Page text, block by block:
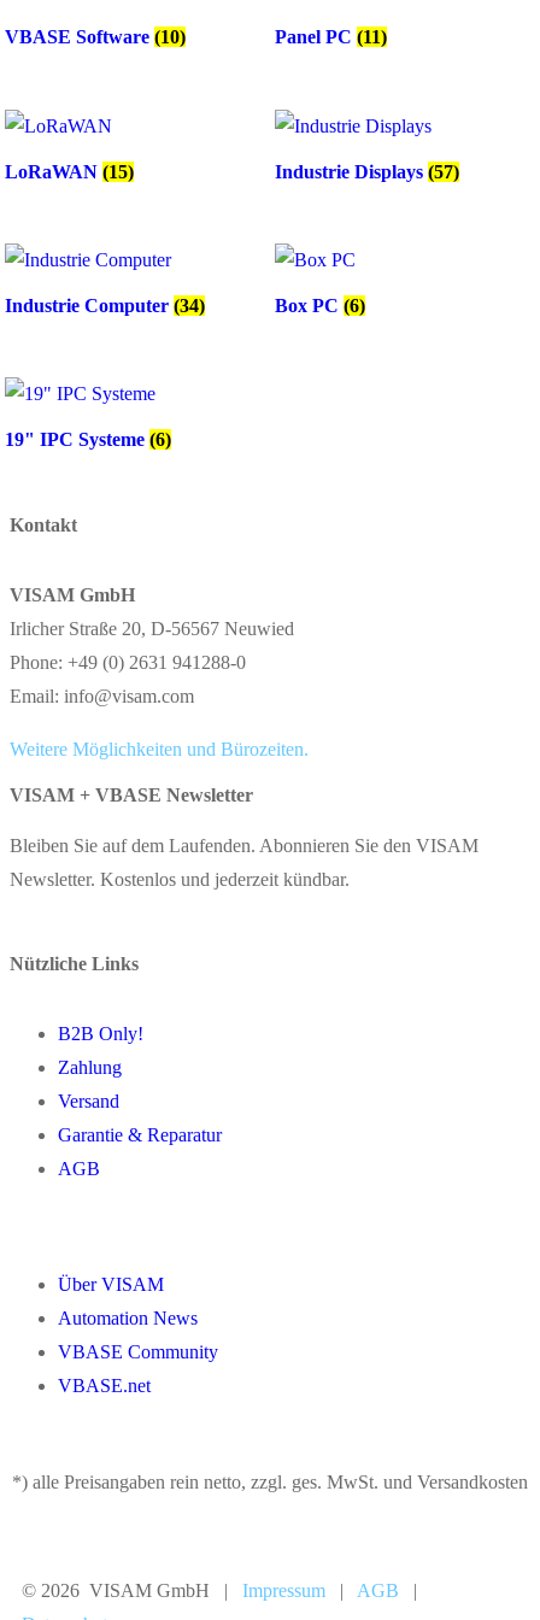
VBASE Software (10) Panel PC (11)
LoRaWAN (15) Industrie Displays (57)
Industrie Computer (34) Box PC (6)
19" IPC Systeme (6)
Kontakt
VISAM GmbH
Irlicher Straße 20, D-56567 Neuwied
Phone: +49 (0) 2631 941288-0
Email: info@visam.com
Weitere Möglichkeiten und Bürozeiten.
VISAM + VBASE Newsletter
Bleiben Sie auf dem Laufenden. Abonnieren Sie den VISAM
Newsletter. Kostenlos und jederzeit kündbar.
Nützliche Links
B2B Only!
Zahlung
Versand
Garantie & Reparatur
AGB
Über VISAM
Automation News
VBASE Community
VBASE.net
*) alle Preisangaben rein netto, zzgl. ges. MwSt. und Versandkosten
© 2026 VISAM GmbH | Impressum | AGB |